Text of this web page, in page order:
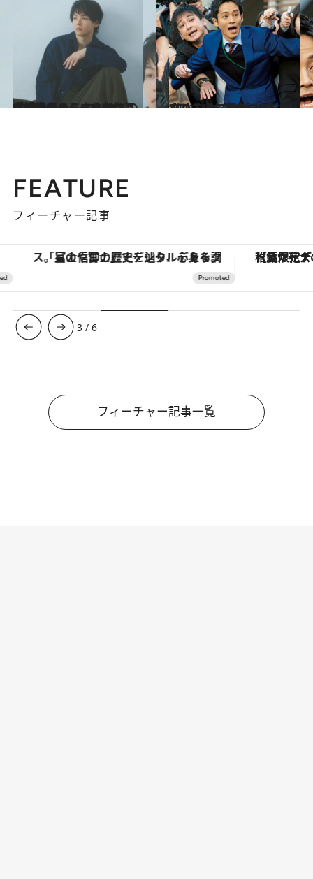
2021.9.7
中村倫也のルーツとは？ 「王道でメジャーな作品が好きだから エンタメの方が自分らしさを出せる」
カルチャー 2021.9.9
“らしさ”を突き詰めたからこそ 今、NHKドラマが攻めていて面白い！
カルチャー
FEATURE
フィーチャー記事
「星のや富士」でデジタルデトックス。冨士信仰の歴史を辿り、心身を調える。 【夏限定ディナーコース】旬を
3 /6
フィーチャー記事一覧